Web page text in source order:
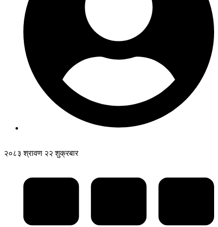
२०८३ श्रावण २२ शुक्रबार